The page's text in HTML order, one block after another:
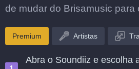
de mudar do Brisamusic para
Premium Artistas
Abra o Soundiiz e escolha